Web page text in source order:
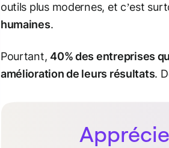
outils plus modernes, et c’est
humaines.
Pourtant, 40% des entreprises
amélioration de leurs résultats.